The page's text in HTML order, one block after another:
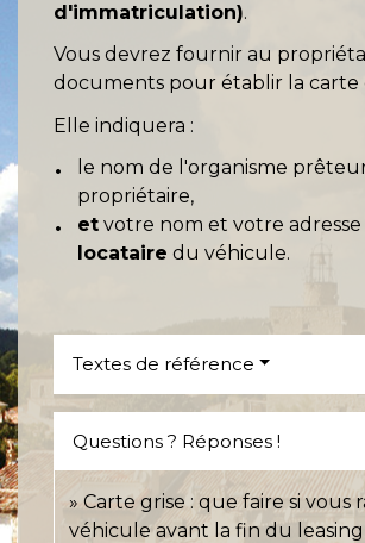
d'immatriculation).
Vous devrez fournir au
documents pour établir la carte
Elle indiquera :
le nom de l'organisme
propriétaire,
et votre nom et votre
locataire du véhicule.
Textes de référence
Questions ? Réponses !
Carte grise : que faire si vous
véhicule avant la fin du leasing